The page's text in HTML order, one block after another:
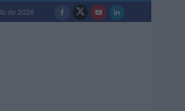
de 2026